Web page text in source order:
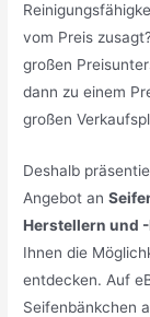
vom Preis
großen
dann zu einem
großen
Deshalb
Angebot an
Herstellern und
Ihnen die
entdecken. Auf
Seifenbänkchen